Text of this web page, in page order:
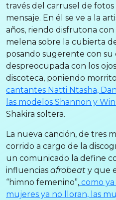
través del carrusel de fotos
mensaje. En él se ve a la
años, riendo disfrutona
melena sobre la cubierta
posando sugerente con su
despreocupada con los
discoteca, poniendo
cantantes Natti Ntasha,
las modelos Shannon y
Shakira soltera.
La nueva canción, de tres
corrido a cargo de la
un comunicado la define
influencias afrobeat y que
“himno femenino”, como
mujeres ya no lloran, las